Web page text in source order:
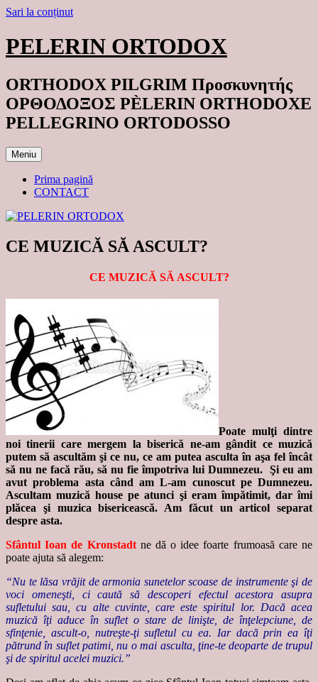
Sari la conținut
PELERIN ORTODOX
ORTHODOX PILGRIM Προσκυνητής
ΟΡΘΟΔΟΞΟΣ PÈLERIN ORTHODOXE
PELLEGRINO ORTODOSSO
Meniu
Prima pagină
CONTACT
CE MUZICĂ SĂ ASCULT?
CE MUZICĂ SĂ ASCULT?
Poate mulţi dintre
noi tinerii care mergem la biserică ne-am gândit ce muzică
putem să ascultăm şi ce nu, ce am putea asculta în aşa fel încât
să nu ne facă rău, să nu fie împotriva lui Dumnezeu. Şi eu am
avut problema asta când am L-am cunoscut pe Dumnezeu.
Ascultam muzică house pe atunci şi eram împătimit, dar îmi
plăcea şi muzica bisericească. Am făcut un articol separat
despre asta.
Sfântul Ioan de Kronstadtne dă o idee foarte frumoasă care ne
poate ajuta să alegem:
“Nu te lăsa vrăjit de armonia sunetelor scoase de instrumente şi de
voci omeneşti, ci caută să descoperi efectul acestora asupra
sufletului sau, cu alte cuvinte, care este spiritul lor. Dacă acea
muzică îţi aduce în suflet o stare de linişte, de înţelepciune, de
sfinţenie, ascult-o, nutreşte-ţi sufletul cu ea. Iar dacă prin ea îţi
pătrund în suflet patimi, nu o mai asculta, ţine-te deoparte de trupul
şi de spiritul acelei muzici.”